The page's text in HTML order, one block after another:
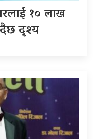
१० लाख
दृश्य